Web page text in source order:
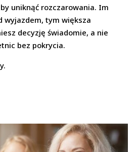
uniknąć rozczarowania. Im
wyjazdem, tym większa
decyzję świadomie, a nie
bez pokrycia.